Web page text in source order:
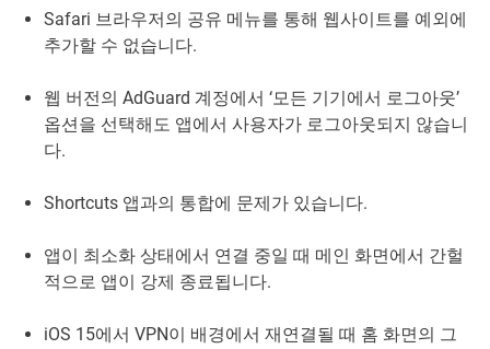
Safari 브라우저의 공유 메뉴를 통해 웹사이트를 예외에
추가할 수 없습니다.
웹 버전의 AdGuard 계정에서 ‘모든 기기에서 로그아웃’
옵션을 선택해도 앱에서 사용자가 로그아웃되지 않습니
다.
Shortcuts 앱과의 통합에 문제가 있습니다.
앱이 최소화 상태에서 연결 중일 때 메인 화면에서 간헐
적으로 앱이 강제 종료됩니다.
iOS 15에서 VPN이 배경에서 재연결될 때 홈 화면의 그